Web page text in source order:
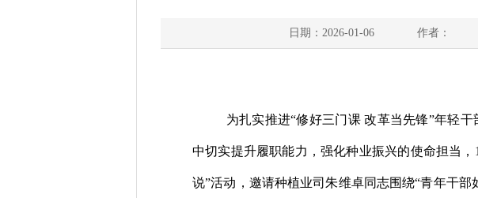
日期：2026-01-06 作者：
为扎实推进“修好三门课 改革当先锋”年轻
中切实提升履职能力，强化种业振兴的使命担当， 1
说”活动，邀请种植业司朱维卓同志围绕“青年干部